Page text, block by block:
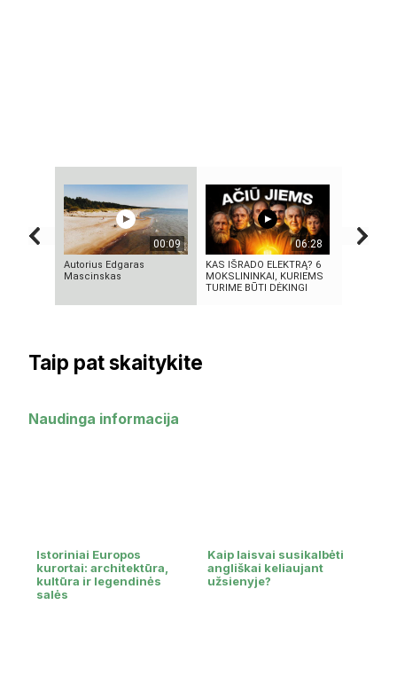
00:09
Autorius Edgaras
Mascinskas
06:28
KAS IŠRADO ELEKTRĄ? 6
MOKSLININKAI, KURIEMS
TURIME BŪTI DĖKINGI
Taip pat skaitykite
Naudinga informacija
Istoriniai Europos
kurortai: architektūra,
kultūra ir legendinės
salės
Kaip laisvai susikalbėti
angliškai keliaujant
užsienyje?